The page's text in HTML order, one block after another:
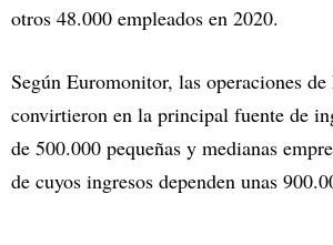
otros 48.000 empleados en 2020.
Según Euromonitor, las operaciones
convirtieron en la principal fuente de
de 500.000 pequeñas y medianas
de cuyos ingresos dependen unas